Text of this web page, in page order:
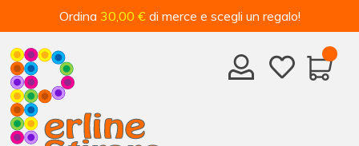
Ordina 30,00 € di merce e scegli un regalo!